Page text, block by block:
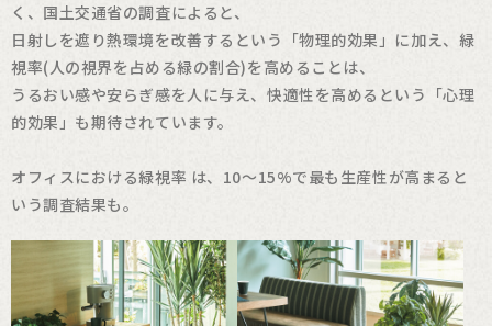
く、国土交通省の調査によると、
日射しを遮り熱環境を改善するという「物理的効果」に加え、緑
視率(人の視界を占める緑の割合)を高めることは、
うるおい感や安らぎ感を人に与え、快適性を高めるという「心理
的効果」も期待されています。
オフィスにおける緑視率 は、10〜15%で最も生産性が高まると
いう調査結果も。